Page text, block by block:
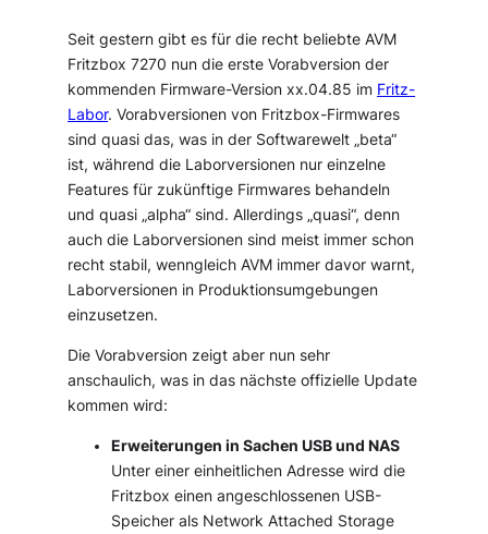
Seit gestern gibt es für die recht beliebte AVM
Fritzbox 7270 nun die erste Vorabversion der
kommenden Firmware-Version xx.04.85 im Fritz-
Labor. Vorabversionen von Fritzbox-Firmwares
sind quasi das, was in der Softwarewelt „beta“
ist, während die Laborversionen nur einzelne
Features für zukünftige Firmwares behandeln
und quasi „alpha“ sind. Allerdings „quasi“, denn
auch die Laborversionen sind meist immer schon
recht stabil, wenngleich AVM immer davor warnt,
Laborversionen in Produktionsumgebungen
einzusetzen.
Die Vorabversion zeigt aber nun sehr
anschaulich, was in das nächste offizielle Update
kommen wird:
Erweiterungen in Sachen USB und NAS
Unter einer einheitlichen Adresse wird die
Fritzbox einen angeschlossenen USB-
Speicher als Network Attached Storage